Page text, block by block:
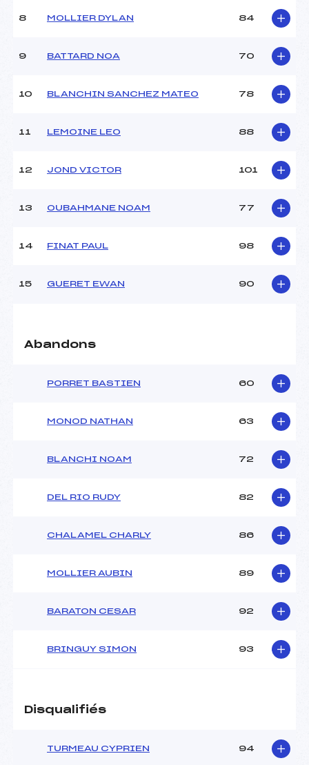
Ouvreurs B :
ALLIOT-LUGAZ (SA)
Neige :
MANCHE 2
44
12H15
Ouvreurs A :
ANCENAY (SA)
Température départ :
Pénalité appliquée :
8 MOLLIER DYLAN 84
9 BATTARD NOA 70
10 BLANCHIN SANCHEZ MATEO 78
11 LEMOINE LEO 88
12 JOND VICTOR 101
13 OUBAHMANE NOAM 77
14 FINAT PAUL 98
15 GUERET EWAN 90
Abandons
PORRET BASTIEN 60
MONOD NATHAN 63
BLANCHI NOAM 72
DEL RIO RUDY 82
CHALAMEL CHARLY 86
MOLLIER AUBIN 89
BARATON CESAR 92
BRINGUY SIMON 93
Disqualifiés
TURMEAU CYPRIEN 94